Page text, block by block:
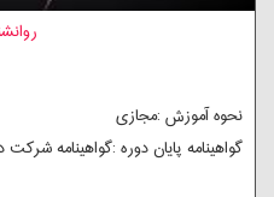
نحوه آموزش :مجازی
گواهینامه پایان دوره :گواهینامه شرکت